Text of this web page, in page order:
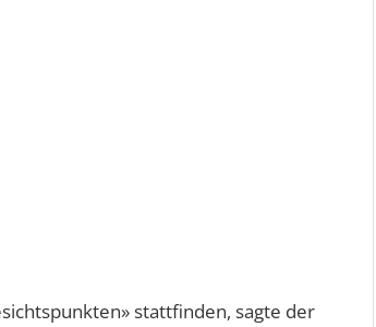
stattfinden, sagte der